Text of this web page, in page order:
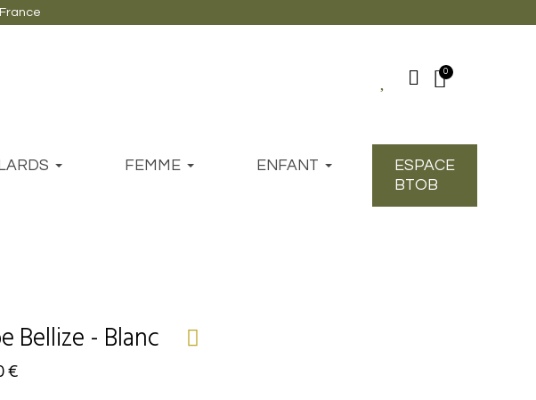
FEMME ENFANT
ESPACE
BTOB
Bellize - Blanc
€